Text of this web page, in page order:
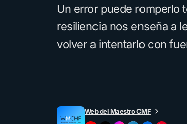
Un error puede romperlo
resiliencia nos enseña a
volver a intentarlo con
Web del Maestro CMF